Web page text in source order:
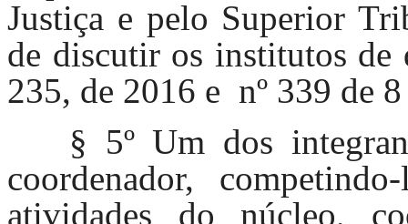
Justiça e pelo Superior
de discutir os institutos de
235, de 2016 e nº 339 de
§ 5º Um dos
coordenador,
atividades do núcleo,